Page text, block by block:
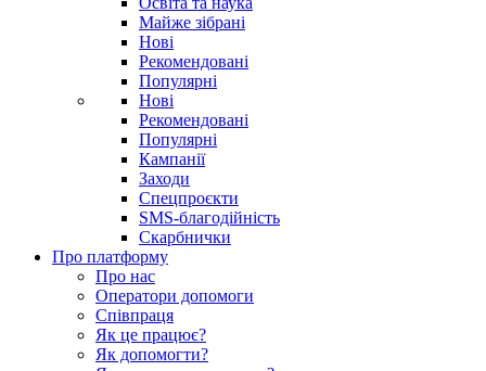
Майже зібрані
Нові
Рекомендовані
Популярні
Нові
Рекомендовані
Популярні
Кампанії
Заходи
Спецпроєкти
SMS-благодійність
Скарбнички
Про платформу
Про нас
Оператори допомоги
Співпраця
Як це працює?
Як допомогти?